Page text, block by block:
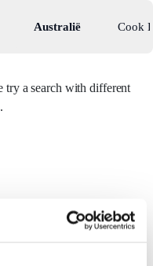
Australië Cook
try a search with different